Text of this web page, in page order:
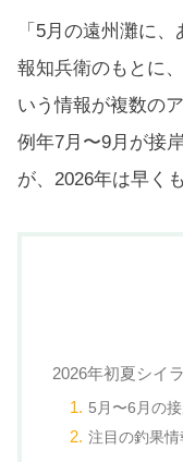
「5月の遠州灘に
報知兵衛のもとに
いう情報が複数の
例年7月〜9月が接
が、2026年は早く
2026年初夏シイ
5月〜6月の
注目の釣果情